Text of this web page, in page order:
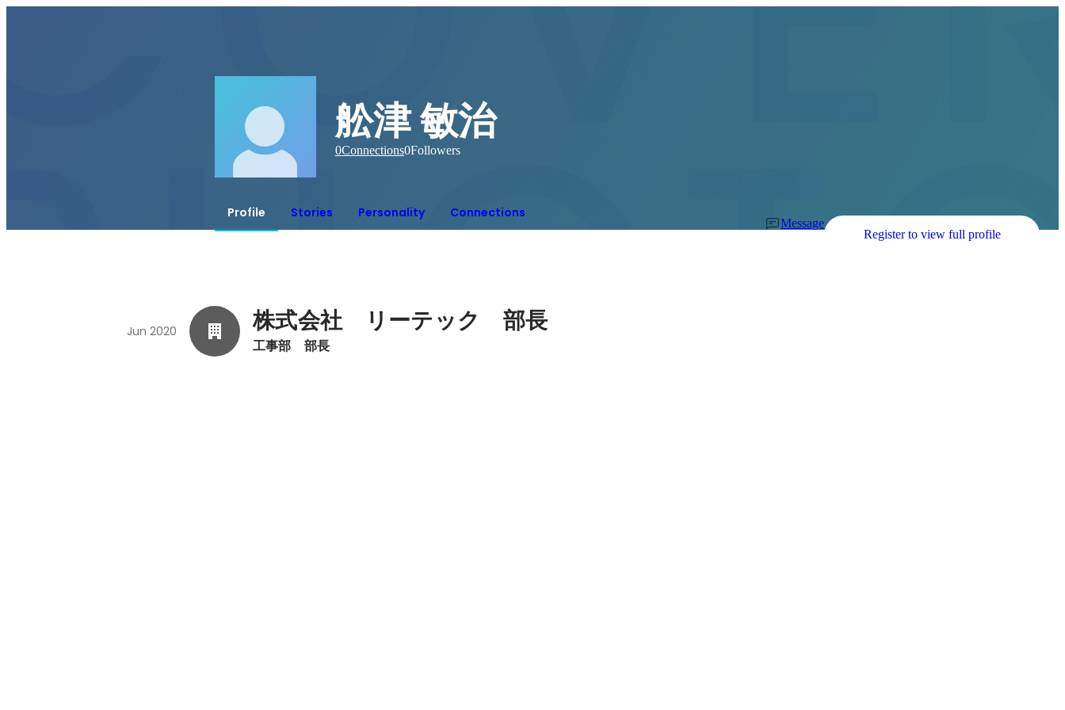
舩津 敏治
0Connections0Followers
Profile Stories Personality Connections
Message
Register to view full profile
株式会社　リーテック　部長
工事部　部長
Jun 2020